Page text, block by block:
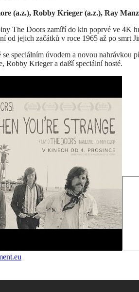
(a.z.), Robby Krieger (a.z.), Ray
The Doors zamíří do kin poprvé ve 4K
od jejich začátků v roce 1965 až po
speciálním úvodem a novou
Robby Krieger a další speciální hosté.